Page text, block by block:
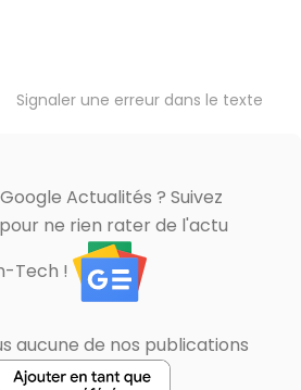
Signaler une erreur dans le texte
Actualités ? Suivez
ne rien rater de l'actu
Tech !
aucune de nos publications